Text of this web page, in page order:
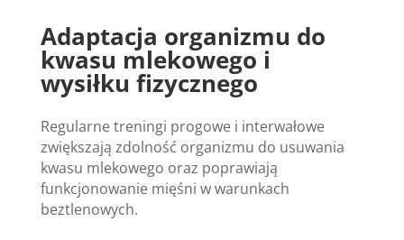
Adaptacja organizmu do
kwasu mlekowego i
wysiłku fizycznego
Regularne treningi progowe i interwałowe
zwiększają zdolność organizmu do usuwania
kwasu mlekowego oraz poprawiają
funkcjonowanie mięśni w warunkach
beztlenowych.